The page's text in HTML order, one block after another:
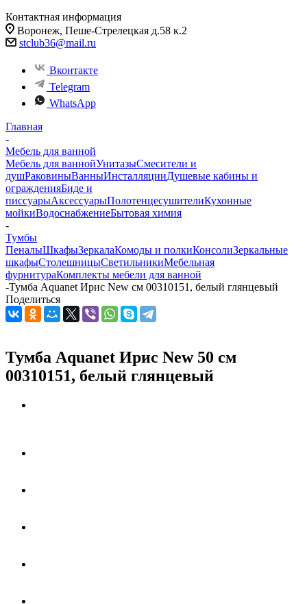
Контактная информация
Воронеж, Пеше-Стрелецкая д.58 к.2
stclub36@mail.ru
Вконтакте
Telegram
WhatsApp
Главная
-
Мебель для ванной
Мебель для ваннойУнитазыСмесители и
душРаковиныВанныИнсталляцииДушевые кабины и
огражденияБиде и
писсуарыАксессуарыПолотенцесушителиКухонные
мойкиВодоснабжениеБытовая химия
-
Тумбы
ПеналыШкафыЗеркалаКомоды и полкиКонсолиЗеркальные
шкафыСтолешницыСветильникиМебельная
фурнитураКомплекты мебели для ванной
-Тумба Aquanet Ирис New см 00310151, белый глянцевый
Поделиться
Тумба Aquanet Ирис New 50 см
00310151, белый глянцевый